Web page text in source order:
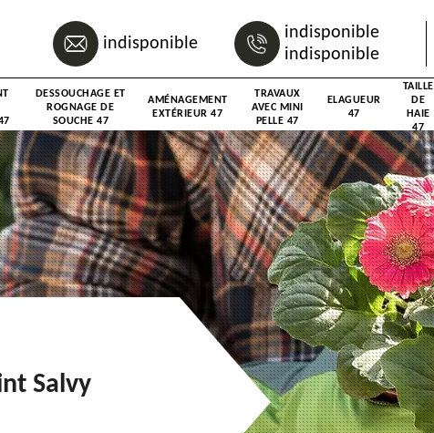
indisponible
indisponible
indisponible
DESSOUCHAGE ET
ROGNAGE DE
SOUCHE 47
AMÉNAGEMENT
EXTÉRIEUR 47
TRAVAUX
AVEC MINI
PELLE 47
ELAGUEUR
47
TAILLE
DE
HAIE
47
Salvy